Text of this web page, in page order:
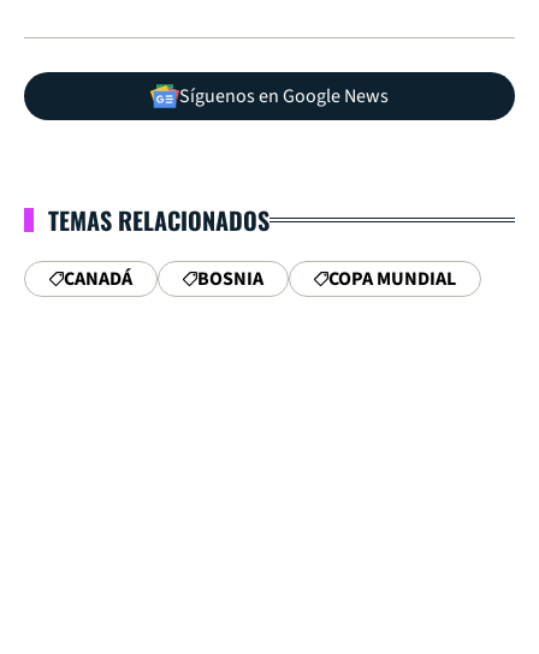
Síguenos en Google News
TEMAS RELACIONADOS
CANADÁ BOSNIA COPA MUNDIAL